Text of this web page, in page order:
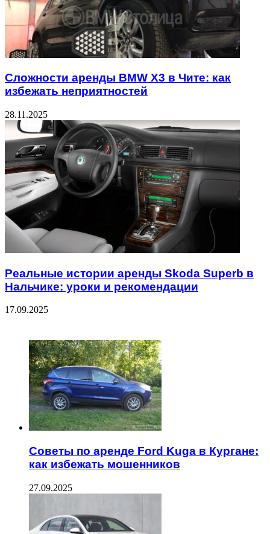
Сложности аренды BMW X3 в Чите: как
избежать неприятностей
28.11.2025
Реальные истории аренды Skoda Superb в
Нальчике: уроки и рекомендации
17.09.2025
Советы по аренде Ford Kuga в Кургане:
как избежать мошенников
27.09.2025